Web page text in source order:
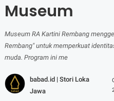
Museum
Museum RA Kartini Rembang
Rembang" untuk memperkuat
muda. Program ini me
babad.id | Stori Loka
Jawa